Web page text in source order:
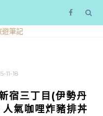
11-18
宿三丁目(伊勢丹
氣咖哩炸豬排丼